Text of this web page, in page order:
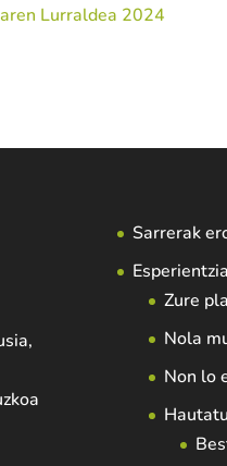
Lurraldea 2024
Sarrerak
Zure
Nola
Non lo